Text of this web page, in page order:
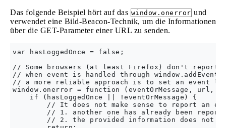
Das folgende Beispiel hört auf das window.onerror und
verwendet eine Bild-Beacon-Technik, um die Informationen
über die GET-Parameter einer URL zu senden.
var hasLoggedOnce = false;
// Some browsers (at least Firefox) don't report
// when event is handled through
// a more reliable approach is to set an event
window.onerror = function (eventOrMessage, url,
    if (hasLoggedOnce || !eventOrMessage) {
// It does not make sense to report an
// 1. another one has already been
// 2. the provided information does not